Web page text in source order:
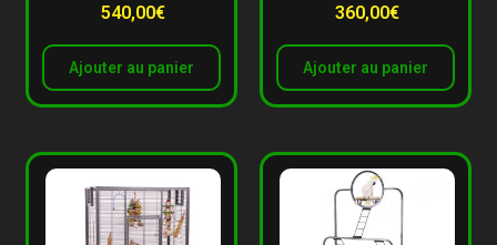
540,00€
Ajouter au panier
360,00€
Ajouter au panier